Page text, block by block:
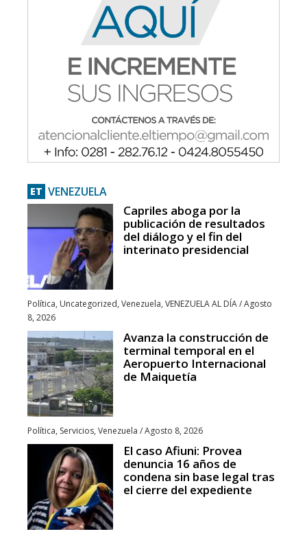
ET VENEZUELA
Capriles aboga por la
publicación de resultados
del diálogo y el fin del
interinato presidencial
Política, Uncategorized, Venezuela, VENEZUELA AL DÍA/Agosto
8, 2026
Avanza la construcción de
terminal temporal en el
Aeropuerto Internacional
de Maiquetía
Política, Servicios, Venezuela /Agosto 8, 2026
El caso Afiuni: Provea
denuncia 16 años de
condena sin base legal tras
el cierre del expediente